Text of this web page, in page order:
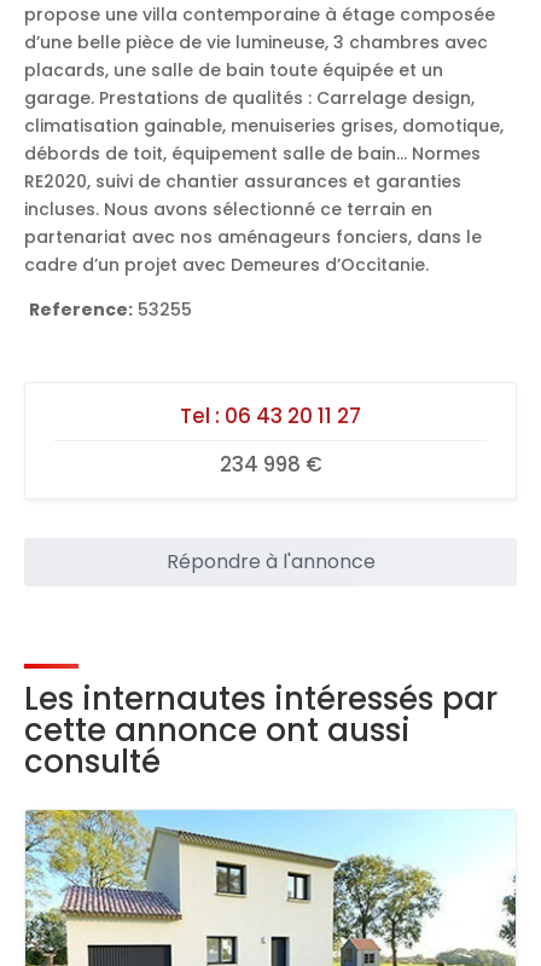
propose une villa contemporaine à étage composée
d’une belle pièce de vie lumineuse, 3 chambres avec
placards, une salle de bain toute équipée et un
garage. Prestations de qualités : Carrelage design,
climatisation gainable, menuiseries grises, domotique,
débords de toit, équipement salle de bain… Normes
RE2020, suivi de chantier assurances et garanties
incluses. Nous avons sélectionné ce terrain en
partenariat avec nos aménageurs fonciers, dans le
cadre d’un projet avec Demeures d’Occitanie.
Reference: 53255
Tel : 06 43 20 11 27
234 998 €
Répondre à l'annonce
Les internautes intéressés par
cette annonce ont aussi
consulté